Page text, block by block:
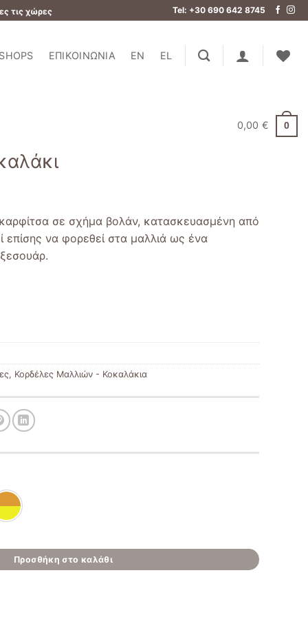
τις χώρες Tel: +30 690 642 8745
ΕΠΙΚΟΙΝΩΝΊΑ EN EL
0,00€ 0
σε σχήμα βολάν, κατασκευασμένη από
επίσης να φορεθεί στα μαλλιά ως ένα
, Κορδέλες Μαλλιών - Κοκαλάκια
Προσθήκη στο καλάθι